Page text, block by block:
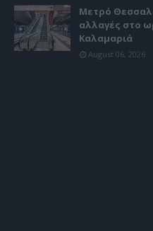
Μετρό
αλλαγές στο
Καλαμαριά
August 06, 2026